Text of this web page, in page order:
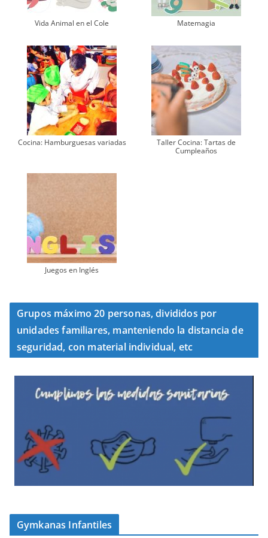
Vida Animal en el Cole Matemagia
Cocina: Hamburguesas variadas
Taller Cocina: Tartas de
Cumpleaños
Juegos en Inglés
Grupos máximo 20 personas, divididos por
unidades familiares, manteniendo la distancia de
seguridad, con material individual, etc
Gymkanas Infantiles